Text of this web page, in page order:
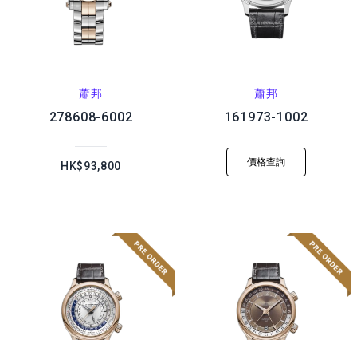
蕭邦
278608-6002
HK$93,800
蕭邦
161973-1002
價格查詢